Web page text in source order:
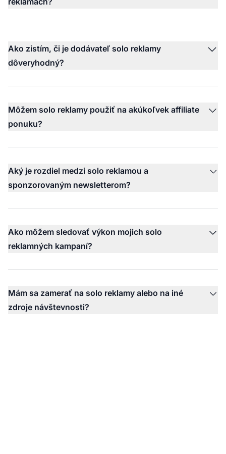
Ako zistím, či je dodávateľ solo reklamy
dôveryhodný?
Môžem solo reklamy použiť na akúkoľvek affiliate
ponuku?
Aký je rozdiel medzi solo reklamou a
sponzorovaným newsletterom?
Ako môžem sledovať výkon mojich solo
reklamných kampaní?
Mám sa zamerať na solo reklamy alebo na iné
zdroje návštevnosti?